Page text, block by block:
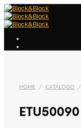
HOME / CATÁLOGO /
ETU50090